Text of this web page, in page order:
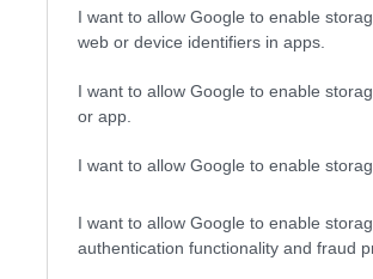
I want to allow Google to enable
web or device identifiers in apps.
I want to allow Google to enable
or app.
I want to allow Google to enable
I want to allow Google to enable
authentication functionality and fraud